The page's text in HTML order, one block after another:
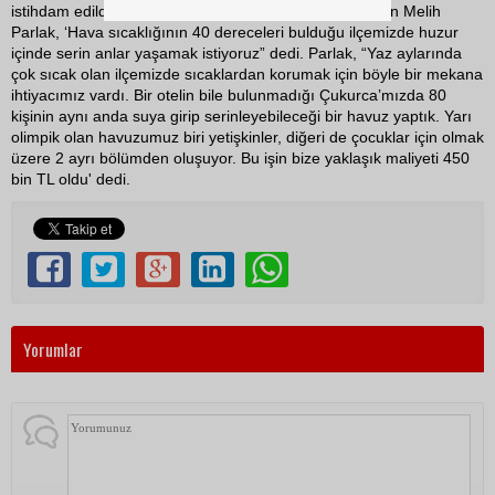
istihdam edildiği Çukurca'nın ilk ve tek havuzunu işleten Melih
Parlak, ‘Hava sıcaklığının 40 dereceleri bulduğu ilçemizde huzur
içinde serin anlar yaşamak istiyoruz” dedi. Parlak, “Yaz aylarında
çok sıcak olan ilçemizde sıcaklardan korumak için böyle bir mekana
ihtiyacımız vardı. Bir otelin bile bulunmadığı Çukurca’mızda 80
kişinin aynı anda suya girip serinleyebileceği bir havuz yaptık. Yarı
olimpik olan havuzumuz biri yetişkinler, diğeri de çocuklar için olmak
üzere 2 ayrı bölümden oluşuyor. Bu işin bize yaklaşık maliyeti 450
bin TL oldu' dedi.
Yorumlar